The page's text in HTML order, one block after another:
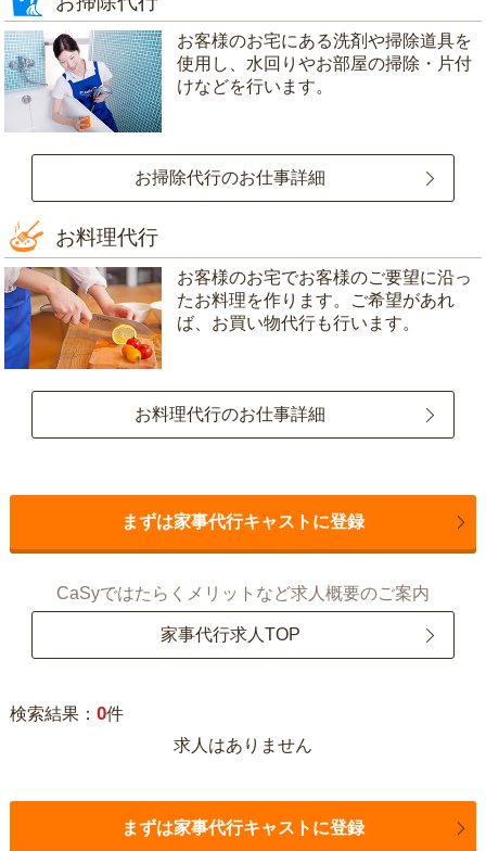
お客様のお宅にある洗剤や掃除道具を
使用し、水回りやお部屋の掃除・片付
けなどを行います。
お掃除代行のお仕事詳細
お料理代行
お客様のお宅でお客様のご要望に沿っ
たお料理を作ります。ご希望があれ
ば、お買い物代行も行います。
お料理代行のお仕事詳細
まずは家事代行キャストに登録
CaSyではたらくメリットなど求人概要のご案内
家事代行求人TOP
検索結果： 0件
求人はありません
まずは家事代行キャストに登録